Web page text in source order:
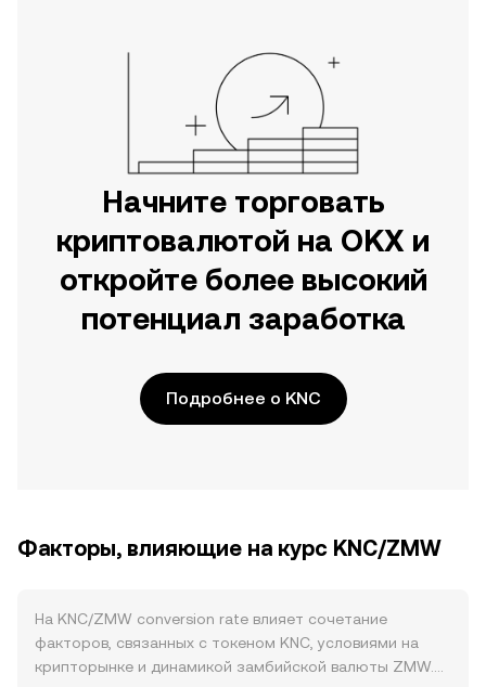
Начните торговать
криптовалютой на OKX и
откройте более высокий
потенциал заработка
Подробнее о KNC
Факторы, влияющие на курс KNC/ZMW
На KNC/ZMW conversion rate влияет сочетание
факторов, связанных с токеном KNC, условиями на
крипторынке и динамикой замбийской валюты ZMW.